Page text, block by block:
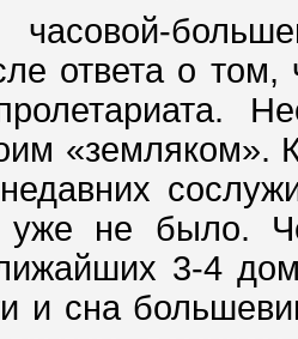
часовой-
ответа о
«земляком».
не было.
3-4
и сна